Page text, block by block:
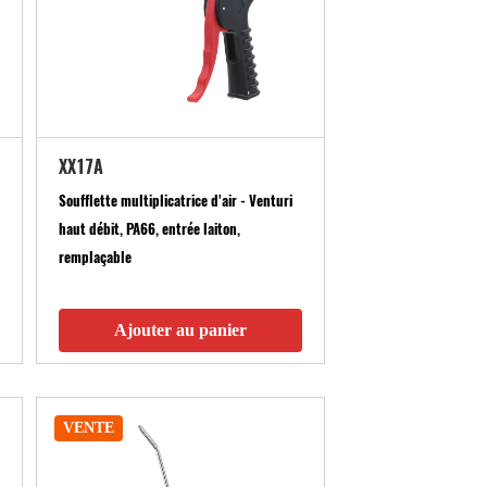
XX17A
Soufflette multiplicatrice d'air - Venturi
haut débit, PA66, entrée laiton,
remplaçable
Ajouter au panier
VENTE